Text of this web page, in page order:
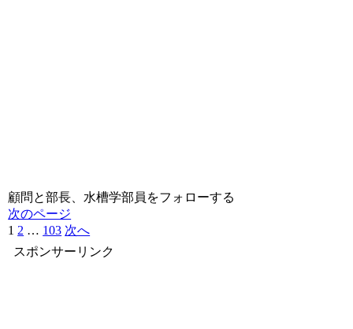
顧問と部長、水槽学部員をフォローする
次のページ
1 2 … 103 次へ
スポンサーリンク